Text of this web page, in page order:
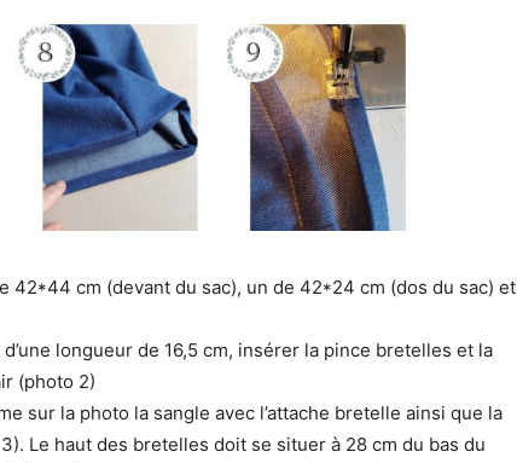
42*44 cm (devant du sac), un de 42*24 cm (dos du sac) et
longueur de 16,5 cm, insérer la pince bretelles et la
(photo 2)
sur la photo la sangle avec l’attache bretelle ainsi que la
Le haut des bretelles doit se situer à 28 cm du bas du